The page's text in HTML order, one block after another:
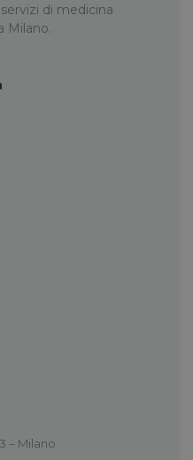
di medicina
Milano.
– Milano